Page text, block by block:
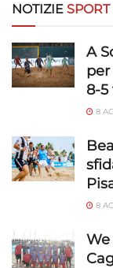
NOTIZIE SPORT
A
8-
8
8